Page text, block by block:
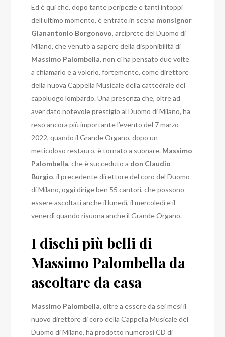
Ed è qui che, dopo tante peripezie e tanti intoppi
dell’ultimo momento, è entrato in scena monsignor
Gianantonio Borgonovo, arciprete del Duomo di
Milano, che venuto a sapere della disponibilità di
Massimo Palombella, non ci ha pensato due volte
a chiamarlo e a volerlo, fortemente, come direttore
della nuova Cappella Musicale della cattedrale del
capoluogo lombardo.Una presenza che, oltre ad
aver dato notevole prestigio al Duomo di Milano, ha
reso ancora più importante l’evento del 7 marzo
2022, quando il Grande Organo, dopo un
meticoloso restauro, è tornato a suonare. Massimo
Palombella, che è succeduto a don Claudio
Burgio, il precedente direttore del coro del Duomo
di Milano, oggi dirige ben 55 cantori, che possono
essere ascoltati anche il lunedì, il mercoledì e il
venerdì quando risuona anche il Grande Organo.
I dischi più belli di
Massimo Palombella da
ascoltare da casa
Massimo Palombella, oltre a essere da sei mesi il
nuovo direttore di coro della Cappella Musicale del
Duomo di Milano, ha prodotto numerosi CD di